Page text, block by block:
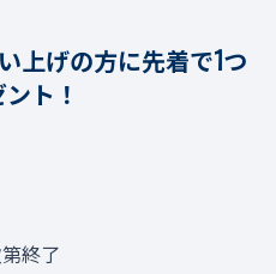
上げの方に先着で1つ
ト！
終了